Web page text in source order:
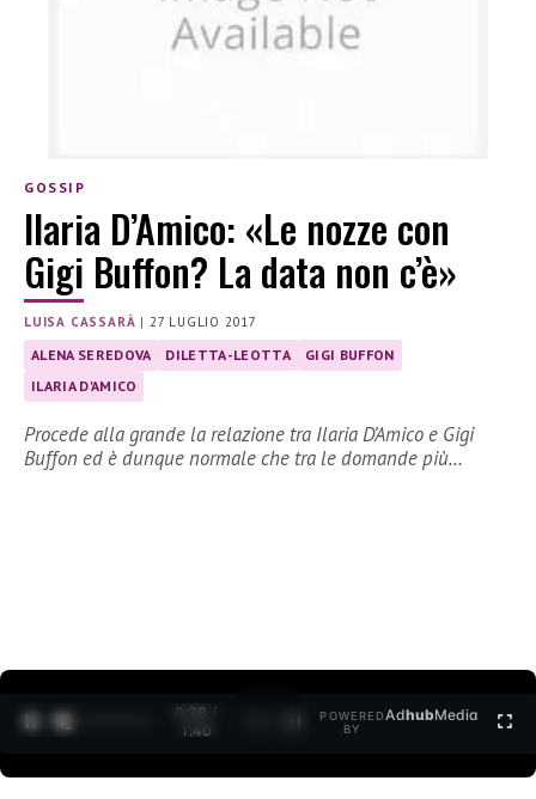
GOSSIP
Ilaria D’Amico: «Le nozze con
Gigi Buffon? La data non c’è»
LUISA CASSARÀ | 27 LUGLIO 2017
ALENA SEREDOVA DILETTA-LEOTTA
GIGI BUFFON
ILARIA D'AMICO
Procede alla grande la relazione tra Ilaria D’Amico e Gigi
Buffon ed è dunque normale che tra le domande più…
0:29 /
1:40
POWERED
BY
AdhubMedia